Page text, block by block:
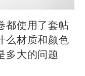
都使用了套帖
么材质和颜色
多大的问题